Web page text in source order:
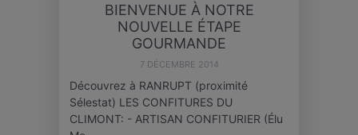
BIENVENUE À NOTRE
NOUVELLE ÉTAPE
GOURMANDE
7 DÉCEMBRE 2014
Découvrez à RANRUPT (proximité
Sélestat) LES CONFITURES DU
CLIMONT: - ARTISAN CONFITURIER (Élu